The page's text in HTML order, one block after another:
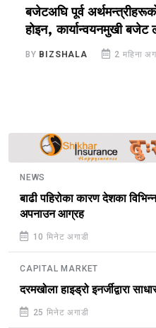
बजेटअघि पूर्व
होइन, कार्यान्वयनमुखी बजेट
BY BIZSHALA 2 महिना
NEWS
बाढी पहिरोका कारण देशका
अपनाउन आग्रह
10 मिनेट अगाडी
CAPITAL MARKET
दरमखोला हाइड्रो इनर्जीद्वारा
25 मिनेट अगाडी